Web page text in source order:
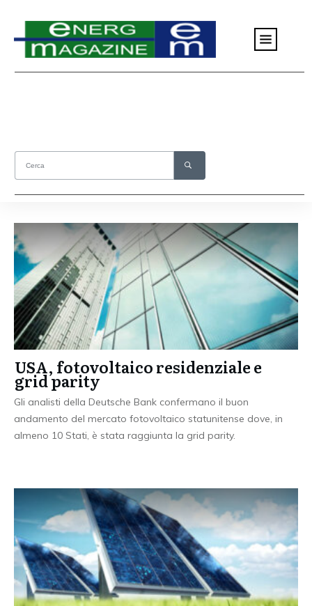
USA, fotovoltaico residenziale e
grid parity
Gli analisti della Deutsche Bank confermano il buon
andamento del mercato fotovoltaico statunitense dove, in
almeno 10 Stati, è stata raggiunta la grid parity.